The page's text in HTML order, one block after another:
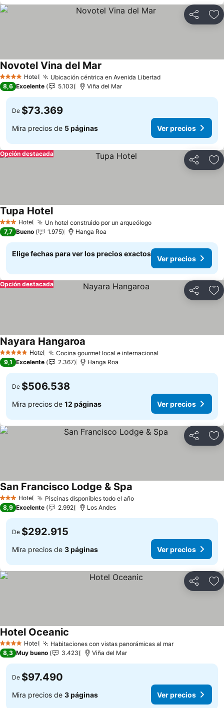
Compartir
4 EstrellasHotel Ubicación céntrica en Avenida Libertad
Novotel Vina del Mar
8,6 Excelente 5.103 Viña del Mar
De $73.369
Mira precios de 5 páginas Ver precios
Compartir
Opción destacada
3 Estrellas
Hotel Un hotel construido por un arqueólogo
Tupa Hotel
7,7 Bueno 1.975 Hanga Roa
Elige fechas para ver los precios exactos
Ver precios
Compartir
Opción destacada
5 Estrellas Hotel Cocina gourmet local e internacional
Nayara Hangaroa
9,1 Excelente 2.367 Hanga Roa
De $506.538
Mira precios de 12 páginas Ver precios
Compartir
3 Estrellas
Hotel Piscinas disponibles todo el año
San Francisco Lodge & Spa
8,9 Excelente 2.992 Los Andes
De $292.915
Mira precios de 3 páginas Ver precios
Compartir
4 EstrellasHotel Habitaciones con vistas panorámicas al mar
Hotel Oceanic
8,3 Muy bueno 3.423 Viña del Mar
De $97.490
Mira precios de 3 páginas Ver precios